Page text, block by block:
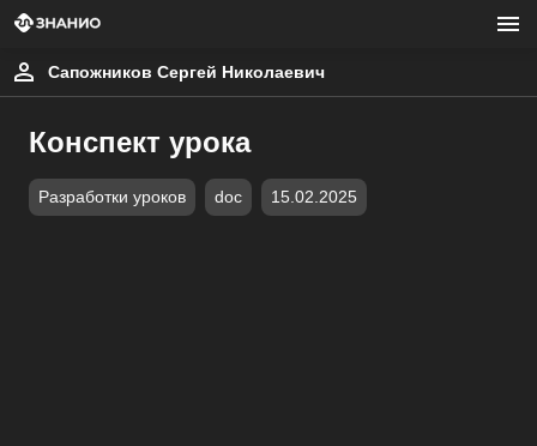
Сапожников Сергей Николаевич
Конспект урока
Разработки уроков doc 15.02.2025